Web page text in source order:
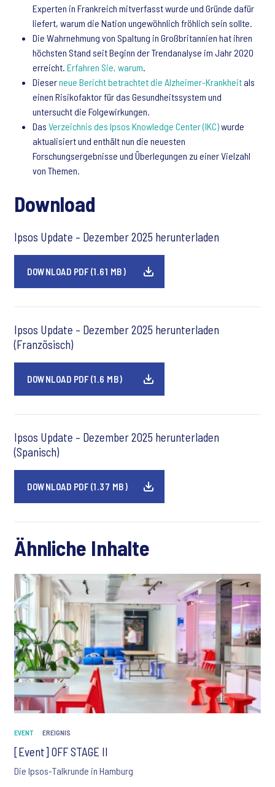
Experten in Frankreich mitverfasst wurde und Gründe dafür
liefert, warum die Nation ungewöhnlich fröhlich sein sollte.
Die Wahrnehmung von Spaltung in Großbritannien hat ihren
höchsten Stand seit Beginn der Trendanalyse im Jahr 2020
erreicht. Erfahren Sie, warum.
Dieserneue Bericht betrachtet die Alzheimer-Krankheitals
einen Risikofaktor für das Gesundheitssystem und
untersucht die Folgewirkungen.
Das Verzeichnis des Ipsos Knowledge Center (IKC)wurde
aktualisiert und enthält nun die neuesten
Forschungsergebnisse und Überlegungen zu einer Vielzahl
von Themen.
Download
Ipsos Update – Dezember 2025 herunterladen
DOWNLOAD PDF (1.61 MB)
Ipsos Update – Dezember 2025 herunterladen
(Französisch)
DOWNLOAD PDF (1.6 MB)
Ipsos Update – Dezember 2025 herunterladen
(Spanisch)
DOWNLOAD PDF (1.37 MB)
Ähnliche Inhalte
EVENT EREIGNIS
[Event] OFF STAGE II
Die Ipsos-Talkrunde in Hamburg